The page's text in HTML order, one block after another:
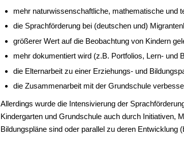
mehr naturwissenschaftliche, mathematische und
die Sprachförderung bei (deutschen und)
größerer Wert auf die Beobachtung von Kindern
mehr dokumentiert wird (z.B. Portfolios, Lern- und
die Elternarbeit zu einer Erziehungs- und
die Zusammenarbeit mit der Grundschule
Allerdings wurde die Intensivierung der
Kindergarten und Grundschule auch durch Initiativen,
Bildungspläne sind oder parallel zu deren Entwicklung